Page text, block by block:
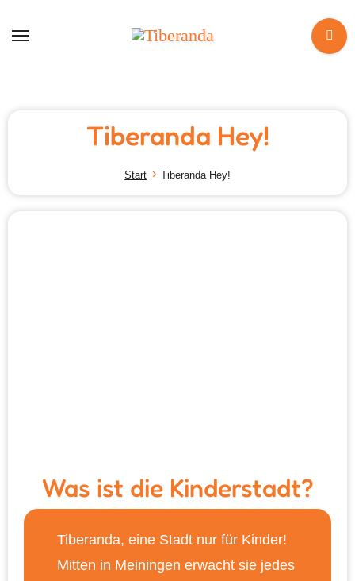
Inhalt
Tiberanda Hey!
Start Tiberanda Hey!
Was ist die Kinderstadt?
Tiberanda, eine Stadt nur für Kinder!
Mitten in Meiningen erwacht sie jedes